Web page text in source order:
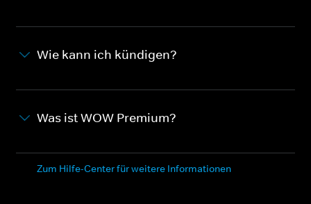
Wie kann ich kündigen?
Was ist WOW Premium?
Zum Hilfe-Center für weitere Informationen